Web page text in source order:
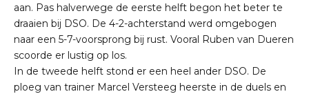
aan. Pas halverwege de eerste helft begon het beter te
draaien bij DSO. De 4-2-achterstand werd omgebogen
naar een 5-7-voorsprong bij rust. Vooral Ruben van Dueren
scoorde er lustig op los.
In de tweede helft stond er een heel ander DSO. De
ploeg van trainer Marcel Versteeg heerste in de duels en